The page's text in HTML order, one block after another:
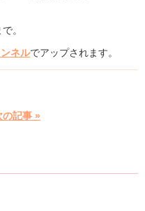
。
ネルでアップされます。
の記事 »